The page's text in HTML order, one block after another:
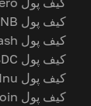
کیف پول BNB
کیف پول Bitcoin Cash
کیف پول USDC
کیف پول Shiba Inu
کیف پول Toncoin